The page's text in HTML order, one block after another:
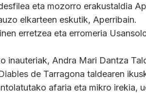
eta mozorro erakustaldia
elkarteen eskutik, Aperribain.
erretzea eta erromeria
inauteriak, Andra Mari Dantza
de Tarragona taldearen
afaria eta mikro irekia,